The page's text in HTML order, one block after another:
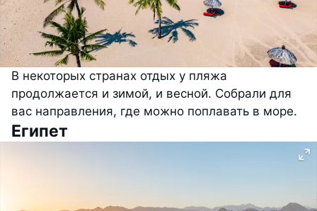
В некоторых странах отдых у пляжа
продолжается и зимой, и весной. Собрали для
вас направления, где можно поплавать в море.
Египет